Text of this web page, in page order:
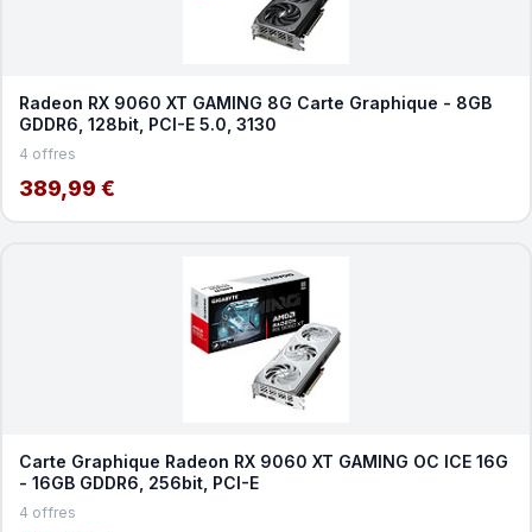
Radeon RX 9060 XT GAMING 8G Carte Graphique - 8GB
GDDR6, 128bit, PCI-E 5.0, 3130
4 offres
389,99 €
Carte Graphique Radeon RX 9060 XT GAMING OC ICE 16G
- 16GB GDDR6, 256bit, PCI-E
4 offres